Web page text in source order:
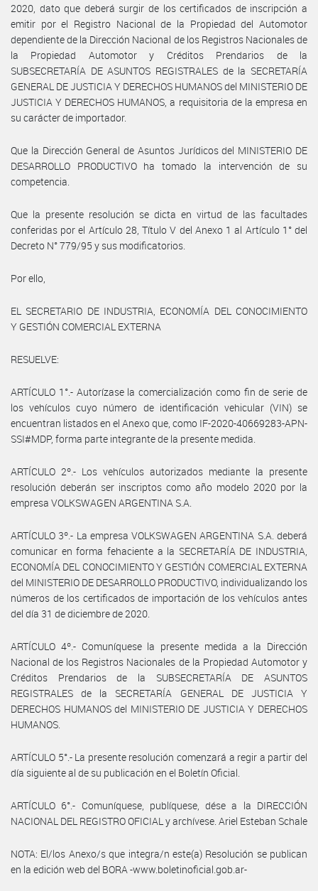
2020, dato que deberá surgir de los certificados de inscripción a
emitir por el Registro Nacional de la Propiedad del Automotor
dependiente de la Dirección Nacional de los Registros Nacionales de
la Propiedad Automotor y Créditos Prendarios de la
SUBSECRETARÍA DE ASUNTOS REGISTRALES de la SECRETARÍA
GENERAL DE JUSTICIA Y DERECHOS HUMANOS del MINISTERIO DE
JUSTICIA Y DERECHOS HUMANOS, a requisitoria de la empresa en
su carácter de importador.
Que la Dirección General de Asuntos Jurídicos del MINISTERIO DE
DESARROLLO PRODUCTIVO ha tomado la intervención de su
competencia.
Que la presente resolución se dicta en virtud de las facultades
conferidas por el Artículo 28, Título V del Anexo 1 al Artículo 1° del
Decreto N° 779/95 y sus modificatorios.
Por ello,
EL SECRETARIO DE INDUSTRIA, ECONOMÍA DEL CONOCIMIENTO
Y GESTIÓN COMERCIAL EXTERNA
RESUELVE:
ARTÍCULO 1°.- Autorízase la comercialización como fin de serie de
los vehículos cuyo número de identificación vehicular (VIN) se
encuentran listados en el Anexo que, como IF-2020-40669283-APN-
SSI#MDP, forma parte integrante de la presente medida.
ARTÍCULO 2º.- Los vehículos autorizados mediante la presente
resolución deberán ser inscriptos como año modelo 2020 por la
empresa VOLKSWAGEN ARGENTINA S.A.
ARTÍCULO 3º.- La empresa VOLKSWAGEN ARGENTINA S.A. deberá
comunicar en forma fehaciente a la SECRETARÍA DE INDUSTRIA,
ECONOMÍA DEL CONOCIMIENTO Y GESTIÓN COMERCIAL EXTERNA
del MINISTERIO DE DESARROLLO PRODUCTIVO, individualizando los
números de los certificados de importación de los vehículos antes
del día 31 de diciembre de 2020.
ARTÍCULO 4º.- Comuníquese la presente medida a la Dirección
Nacional de los Registros Nacionales de la Propiedad Automotor y
Créditos Prendarios de la SUBSECRETARÍA DE ASUNTOS
REGISTRALES de la SECRETARÍA GENERAL DE JUSTICIA Y
DERECHOS HUMANOS del MINISTERIO DE JUSTICIA Y DERECHOS
HUMANOS.
ARTÍCULO 5°.- La presente resolución comenzará a regir a partir del
día siguiente al de su publicación en el Boletín Oficial.
ARTÍCULO 6°.- Comuníquese, publíquese, dése a la DIRECCIÓN
NACIONAL DEL REGISTRO OFICIAL y archívese. Ariel Esteban Schale
NOTA: El/los Anexo/s que integra/n este(a) Resolución se publican
en la edición web del BORA -www.boletinoficial.gob.ar-